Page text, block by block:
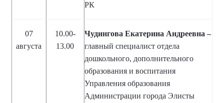
РК
07
августа
10.00-
13.00
Чудингова Екатерина Андреевна –
главный специалист отдела
дошкольного, дополнительного
образования и воспитания
Управления образования
Администрации города Элисты